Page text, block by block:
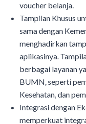
voucher belanja.
Tampilan Khusus
sama dengan
menghadirkan
aplikasinya.
berbagai layanan
BUMN, seperti
Kesehatan, dan
Integrasi dengan
memperkuat